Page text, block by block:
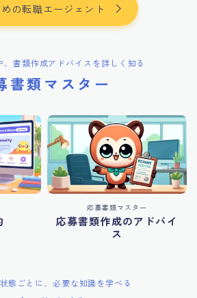
の転職エージェント
、書類作成アドバイスを詳しく知る
書類マスター
応募書類マスター
応募書類作成のアドバイ
ス
態ごとに、必要な知識を学べる